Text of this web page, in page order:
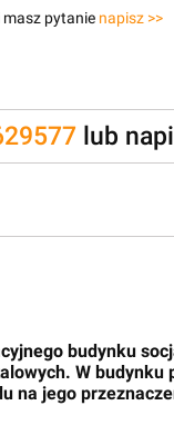
masz pytanie napisz >>
lub
budynku
W budynku
na jego